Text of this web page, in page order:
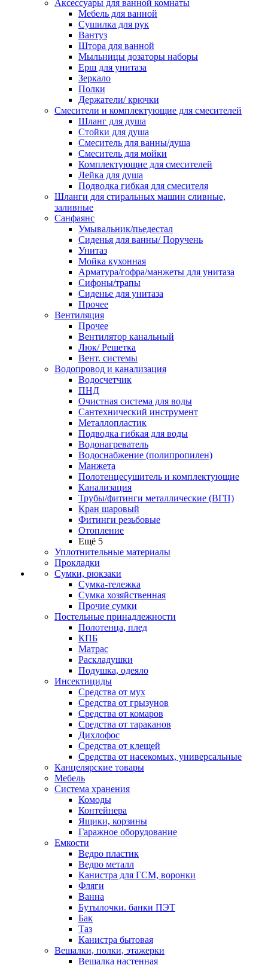
Аксессуары для ванной комнаты
Мебель для ванной
Сушилка для рук
Вантуз
Штора для ванной
Мыльницы дозаторы наборы
Ерш для унитаза
Зеркало
Полки
Держатели/ крючки
Смесители и комплектующие для смесителей
Шланг для душа
Стойки для душа
Смеситель для ванны/душа
Смеситель для мойки
Комплектующие для смесителей
Лейка для душа
Подводка гибкая для смесителя
Шланги для стиральных машин сливные,
заливные
Санфаянс
Умывальник/пьедестал
Сиденья для ванны/ Поручень
Унитаз
Мойка кухонная
Арматура/гофра/манжеты для унитаза
Сифоны/трапы
Сиденье для унитаза
Прочее
Вентиляция
Прочее
Вентилятор канальный
Люк/ Решетка
Вент. системы
Водопровод и канализация
Водосчетчик
ПНД
Очистная система для воды
Сантехнический инструмент
Металлопластик
Подводка гибкая для воды
Водонагреватель
Водоснабжение (полипропилен)
Манжета
Полотенцесушитель и комплектующие
Канализация
Трубы/фитинги металлические (ВГП)
Кран шаровый
Фитинги резьбовые
Отопление
Ещё 5
Уплотнительные материалы
Прокладки
Сумки, рюкзаки
Сумка-тележка
Сумка хозяйственная
Прочие сумки
Постельные принадлежности
Полотенца, плед
КПБ
Матрас
Раскладушки
Подушка, одеяло
Инсектициды
Средства от мух
Средства от грызунов
Средства от комаров
Средства от тараканов
Дихлофос
Средства от клещей
Средства от насекомых, универсальные
Канцелярские товары
Мебель
Система хранения
Комоды
Контейнера
Ящики, корзины
Гаражное оборудование
Емкости
Ведро пластик
Ведро металл
Канистра для ГСМ, воронки
Фляги
Ванна
Бутылочки. банки ПЭТ
Бак
Таз
Канистра бытовая
Вешалки, полки, этажерки
Вешалка настенная